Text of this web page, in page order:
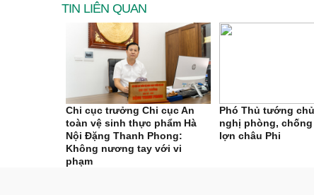
TIN LIÊN QUAN
Chi cục trưởng Chi cục An
toàn vệ sinh thực phẩm Hà
Nội Đặng Thanh Phong:
Không nương tay với vi
phạm
Phó Thủ tướng
nghị phòng,
lợn châu Phi